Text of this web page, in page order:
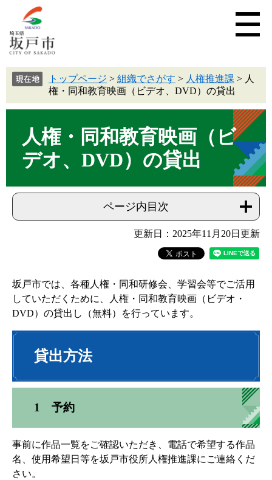
トップページ > 組織でさがす > 人権推進課 > 人
権・同和教育映画（ビデオ、DVD）の貸出
人権・同和教育映画（ビ
デオ、DVD）の貸出
ページ内目次
更新日：2025年11月20日更新
坂戸市では、各種人権・同和研修会、学習会等でご活用
していただくために、人権・同和教育映画（ビデオ・
DVD）の貸出し（無料）を行っています。
貸出方法
1 予約
事前に作品一覧をご確認いただき、電話で希望する作品
名、使用希望日等を坂戸市役所人権推進課にご連絡くだ
さい。